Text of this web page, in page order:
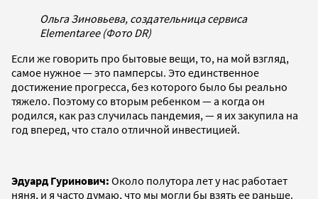
Ольга Зиновьева, создательница сервиса
Elementaree (Фото DR)
Если же говорить про бытовые вещи, то, на мой взгляд,
самое нужное — это памперсы. Это единственное
достижение прогресса, без которого было бы реально
тяжело. Поэтому со вторым ребенком — а когда он
родился, как раз случилась пандемия, — я их закупила на
год вперед, что стало отличной инвестицией.
Эдуард Гуринович: Около полутора лет у нас работает
няня, и я часто думаю, что мы могли бы взять ее раньше.